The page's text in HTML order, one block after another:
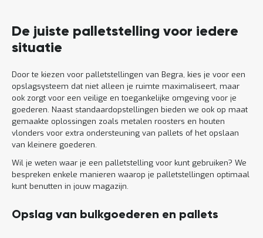
De juiste palletstelling voor iedere
situatie
Door te kiezen voor palletstellingen van Begra, kies je voor een
opslagsysteem dat niet alleen je ruimte maximaliseert, maar
ook zorgt voor een veilige en toegankelijke omgeving voor je
goederen. Naast standaardopstellingen bieden we ook op maat
gemaakte oplossingen zoals metalen roosters en houten
vlonders voor extra ondersteuning van pallets of het opslaan
van kleinere goederen.
Wil je weten waar je een palletstelling voor kunt gebruiken? We
bespreken enkele manieren waarop je palletstellingen optimaal
kunt benutten in jouw magazijn.
Opslag van bulkgoederen en pallets